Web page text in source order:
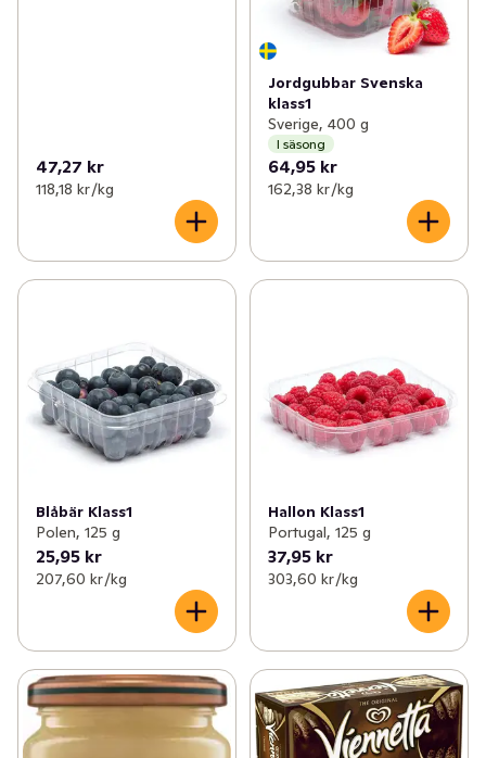
47,27 kr
118,18 kr /kg
Jordgubbar Svenska
klass1
Sverige, 400 g
I säsong
64,95 kr
162,38 kr /kg
Blåbär Klass1
Polen, 125 g
25,95 kr
207,60 kr /kg
Hallon Klass1
Portugal, 125 g
37,95 kr
303,60 kr /kg